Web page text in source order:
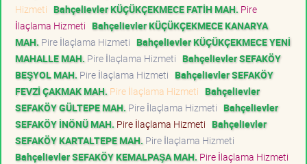
Hizmeti Bahçelievler KÜÇÜKÇEKMECE FATİH MAH. Pire
İlaçlama Hizmeti Bahçelievler KÜÇÜKÇEKMECE KANARYA
MAH. Pire İlaçlama Hizmeti Bahçelievler KÜÇÜKÇEKMECE YENİ
MAHALLE MAH. Pire İlaçlama Hizmeti Bahçelievler SEFAKÖY
BEŞYOL MAH. Pire İlaçlama Hizmeti Bahçelievler SEFAKÖY
FEVZİ ÇAKMAK MAH. Pire İlaçlama Hizmeti Bahçelievler
SEFAKÖY GÜLTEPE MAH. Pire İlaçlama Hizmeti Bahçelievler
SEFAKÖY İNÖNÜ MAH. Pire İlaçlama Hizmeti Bahçelievler
SEFAKÖY KARTALTEPE MAH. Pire İlaçlama Hizmeti
Bahçelievler SEFAKÖY KEMALPAŞA MAH. Pire İlaçlama Hizmeti